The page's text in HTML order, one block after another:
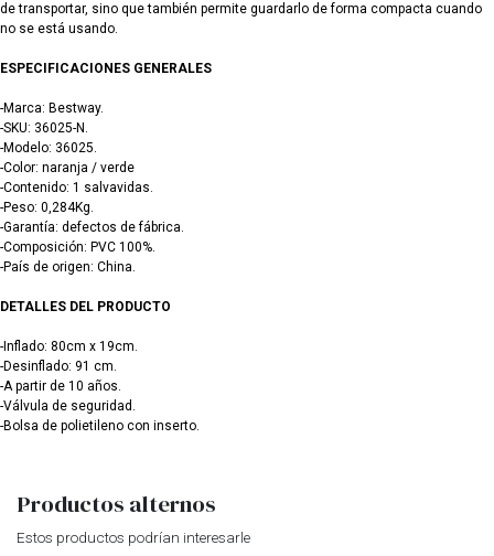
de transportar, sino que también permite guardarlo de forma compacta cuando
no se está usando.
ESPECIFICACIONES GENERALES
-Marca: Bestway.
-SKU: 36025-N.
-Modelo: 36025.
-Color: naranja / verde
-Contenido: 1 salvavidas.
-Peso: 0,284Kg.
-Garantía: defectos de fábrica.
-Composición: PVC 100%.
-País de origen: China.
DETALLES DEL PRODUCTO
-Inflado: 80cm x 19cm.
-Desinflado: 91 cm.
-A partir de 10 años.
-Válvula de seguridad.
-Bolsa de polietileno con inserto.
Productos alternos
Estos productos podrían interesarle